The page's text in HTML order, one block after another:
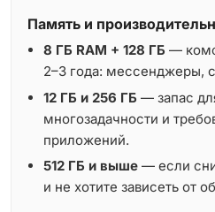
Память и
8 ГБ RAM + 128 ГБ —
2–3 года: мессенджеры,
12 ГБ и 256 ГБ — запас
многозадачности и
приложений.
512 ГБ и выше — если
и не хотите зависеть от